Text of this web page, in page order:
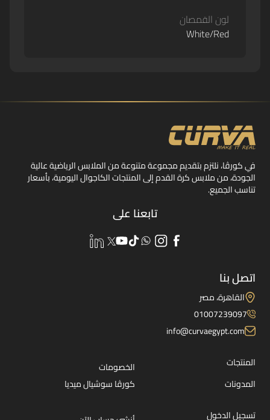
لون القمصان
White/Red
في كورڤا، نلتزم بتقديم مجموعة متنوعة من الملابس الرياضية عالية
الجودة، من ملابس كرة القدم إلى المنتجات الكاجوال اليومية، بأسعار
تناسب الجميع.
تابعنا على
اتصل بنا
القاهرة، مصر
01007239097
info@curvaegypt.com
المنتجات
الخصومات
المدونات
كورڤا سوشيال ميديا
تسجيل الدخول